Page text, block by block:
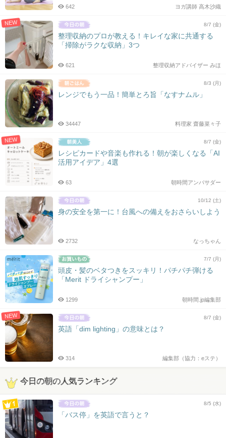
ヨガ講師 高木沙織
642
NEW 8/7 (金)
整理収納のプロが教える！キレイな家に共通する
「掃除がラクな収納」3つ
整理収納アドバイザー みほ
621
8/3 (月)
レンジでもう一品！簡単とろ旨「なすナムル」
料理家 齋藤菜々子
34447
NEW 8/7 (金)
レシピカードや音楽も作れる！朝が楽しくなる「AI
活用アイデア」4選
朝時間アンバサダー
63
10/12 (土)
身の安全を第一に！台風への備えをおさらいしよう
なっちゃん
2732
7/7 (月)
頭皮・髪のベタつきをスッキリ！パチパチ弾ける
「Merit ドライシャンプー」
朝時間.jp編集部
1299
NEW 8/7 (金)
英語「dim lighting」の意味とは？
編集部（協力：eステ）
314
今日の朝の人気ランキング
8/5 (水)
「バス停」を英語で言うと？